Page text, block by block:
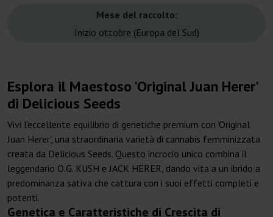
Mese del raccolto:
Inizio ottobre (Europa del Sud)
Esplora il Maestoso 'Original Juan Herer'
di Delicious Seeds
Vivi l'eccellente equilibrio di genetiche premium con 'Original
Juan Herer', una straordinaria varietà di cannabis femminizzata
creata da Delicious Seeds. Questo incrocio unico combina il
leggendario O.G. KUSH e JACK HERER, dando vita a un ibrido a
predominanza sativa che cattura con i suoi effetti completi e
potenti.
Genetica e Caratteristiche di Crescita di